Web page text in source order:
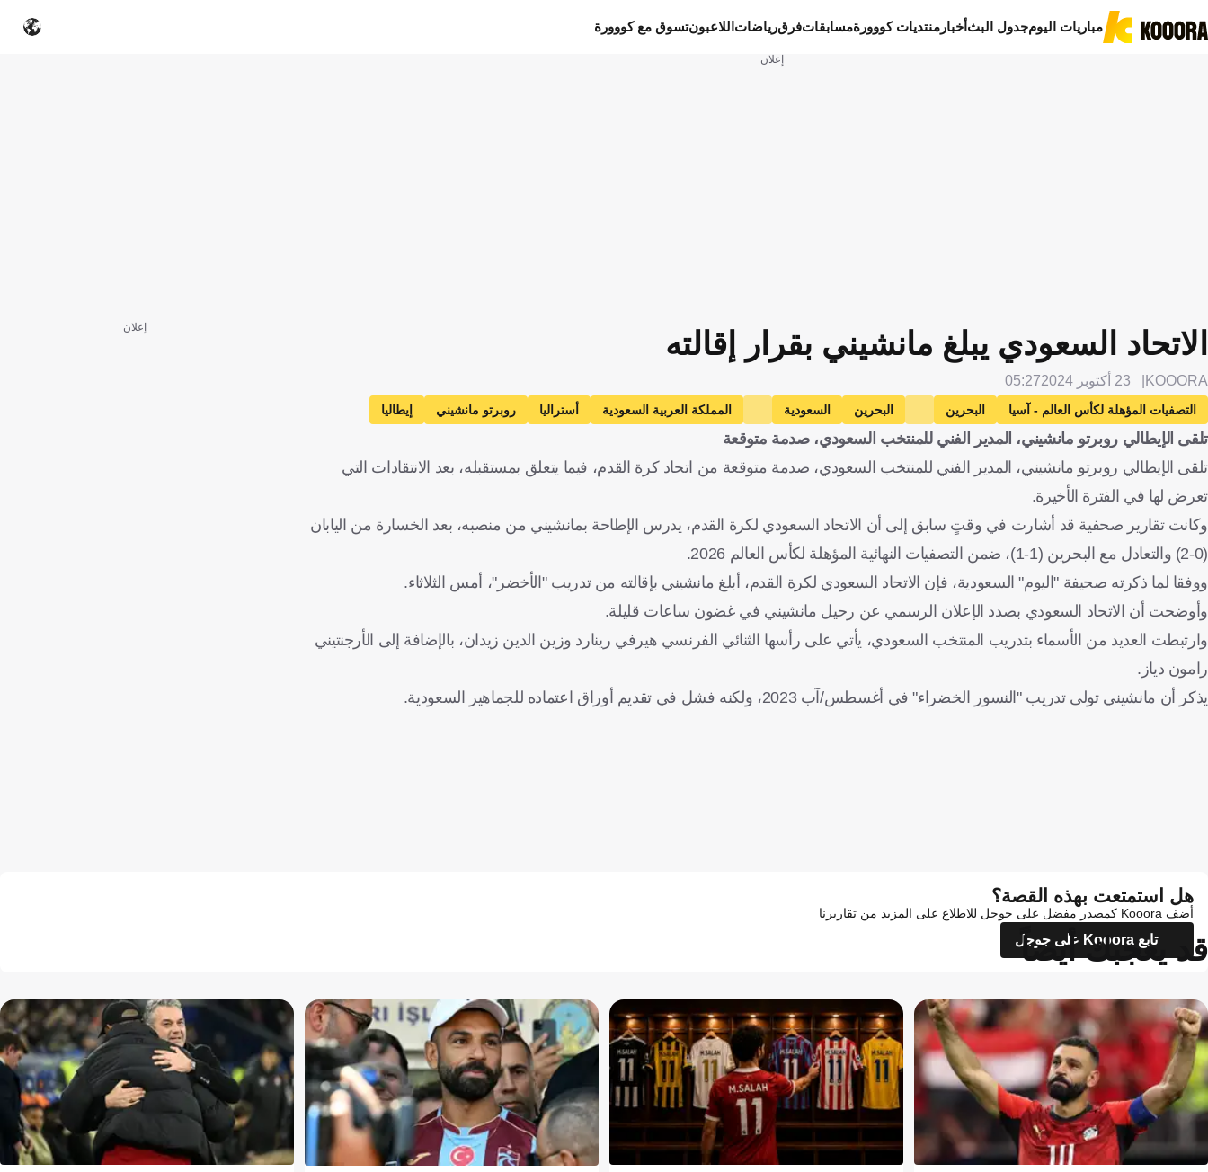
مباريات اليومجدول البثأخبار منتديات كووورةمسابقاتفرقرياضات اللاعبونتسوق مع كووورة
إعلان
الاتحاد السعودي يبلغ مانشيني بقرار إقالته
KOOORA 23 أكتوبر 2024 05:27
التصفيات المؤهلة لكأس العالم - آسيا البحرين البحرين السعودية المملكة العربية السعودية أستراليا روبرتو مانشيني
إيطاليا
زين الدين زيدان
فرنسا رامون دياز الأرجنتين هيرفي رينارد كرة قدم
تلقى الإيطالي روبرتو مانشيني، المدير الفني للمنتخب السعودي، صدمة متوقعة
تلقى الإيطالي روبرتو مانشيني، المدير الفني للمنتخب السعودي، صدمة متوقعة من اتحاد كرة القدم، فيما يتعلق بمستقبله، بعد الانتقادات التي
تعرض لها في الفترة الأخيرة.
وكانت تقارير صحفية قد أشارت في وقتٍ سابق إلى أن الاتحاد السعودي لكرة القدم، يدرس الإطاحة بمانشيني من منصبه، بعد الخسارة من اليابان
(0-2) والتعادل مع البحرين (1-1)، ضمن التصفيات النهائية المؤهلة لكأس العالم 2026.
ووفقا لما ذكرته صحيفة "اليوم" السعودية، فإن الاتحاد السعودي لكرة القدم، أبلغ مانشيني بإقالته من تدريب "الأخضر"، أمس الثلاثاء.
وأوضحت أن الاتحاد السعودي بصدد الإعلان الرسمي عن رحيل مانشيني في غضون ساعات قليلة.
وارتبطت العديد من الأسماء بتدريب المنتخب السعودي، يأتي على رأسها الثنائي الفرنسي هيرفي رينارد وزين الدين زيدان، بالإضافة إلى الأرجنتيني
رامون دياز.
يذكر أن مانشيني تولى تدريب "النسور الخضراء" في أغسطس/آب 2023، ولكنه فشل في تقديم أوراق اعتماده للجماهير السعودية.
إعلان
هل استمتعت بهذه القصة؟
أضف Kooora كمصدر مفضل على جوجل للاطلاع على المزيد من تقاريرنا
تابع Kooora على جوجل
قد يعجبك أيضاً